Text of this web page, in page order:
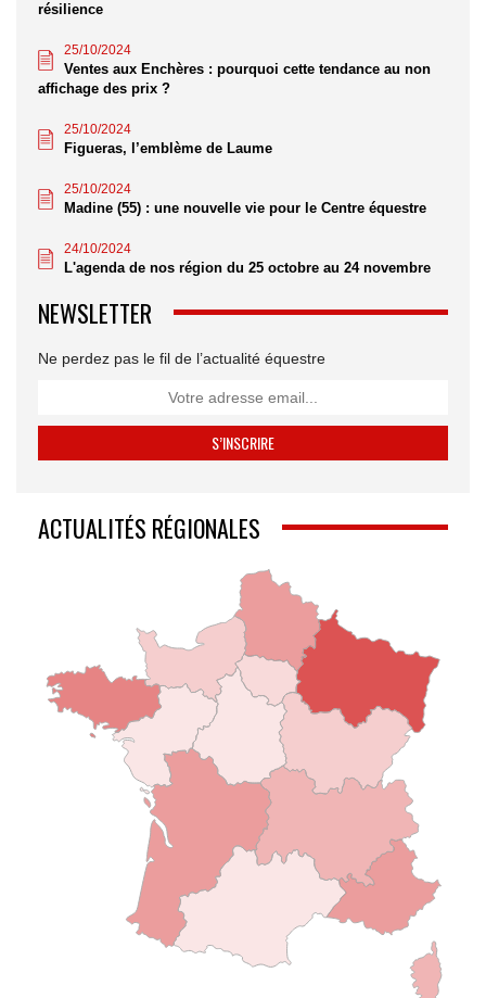
résilience
25/10/2024
Ventes aux Enchères : pourquoi cette tendance au non
affichage des prix ?
25/10/2024
Figueras, l’emblème de Laume
25/10/2024
Madine (55) : une nouvelle vie pour le Centre équestre
24/10/2024
L'agenda de nos région du 25 octobre au 24 novembre
NEWSLETTER
Ne perdez pas le fil de l’actualité équestre
ACTUALITÉS RÉGIONALES